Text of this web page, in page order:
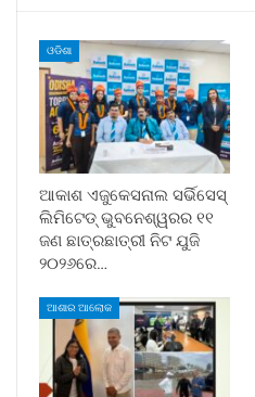
ଓଡିଶା
ଆକାଶ ଏଜୁକେସନାଲ ସର୍ଭିସେସ୍
ଲିମିଟେଡ୍ ଭୁବନେଶ୍ୱରର ୧୧
ଜଣ ଛାତ୍ରଛାତ୍ରୀ ନିଟ ଯୁଜି
୨୦୨୬ରେ…
ଆଶାର ଆଲୋକ